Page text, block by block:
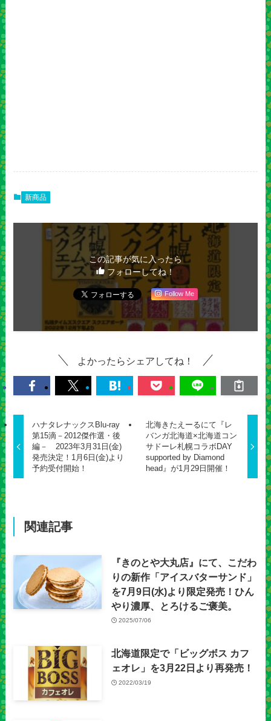
新商品
この記事が気に入ったら
フォローしてね！
Follow Me
よかったらシェアしてね！
ハナタレナックスBlu-ray
第15滴－2012傑作選・後
編－ 2023年3月31日(金)
発売決定！1月6日(金)より
予約受付開始！
北海きたえーるにて『レ
バンガ北海道×北海道コン
サドーレ札幌コラボDAY
supported by Diamond
head』が1月29日開催！
関連記事
『きのとや大丸店』にて、こだわ
りの新作「アイスバターサンド」
を7月9日(水)より限定発売！ひん
やり濃厚、とろけるご褒美。
2025/07/06
北海道限定で「ビッグボス カフ
ェオレ」を3月22日より再発売！
2022/03/19